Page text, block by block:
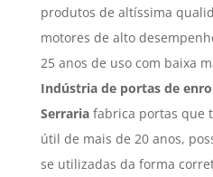
produtos de altíssima
motores de alto
25 anos de uso com baixa
Indústria de portas de
Serrariafabrica portas que
útil de mais de 20 anos,
se utilizadas da forma